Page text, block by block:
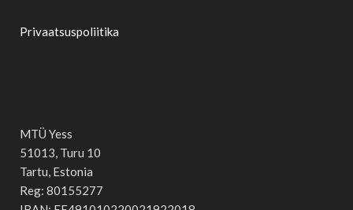
Privaatsuspoliitika
MTÜ Yess
51013, Turu 10
Tartu, Estonia
Reg: 80155277